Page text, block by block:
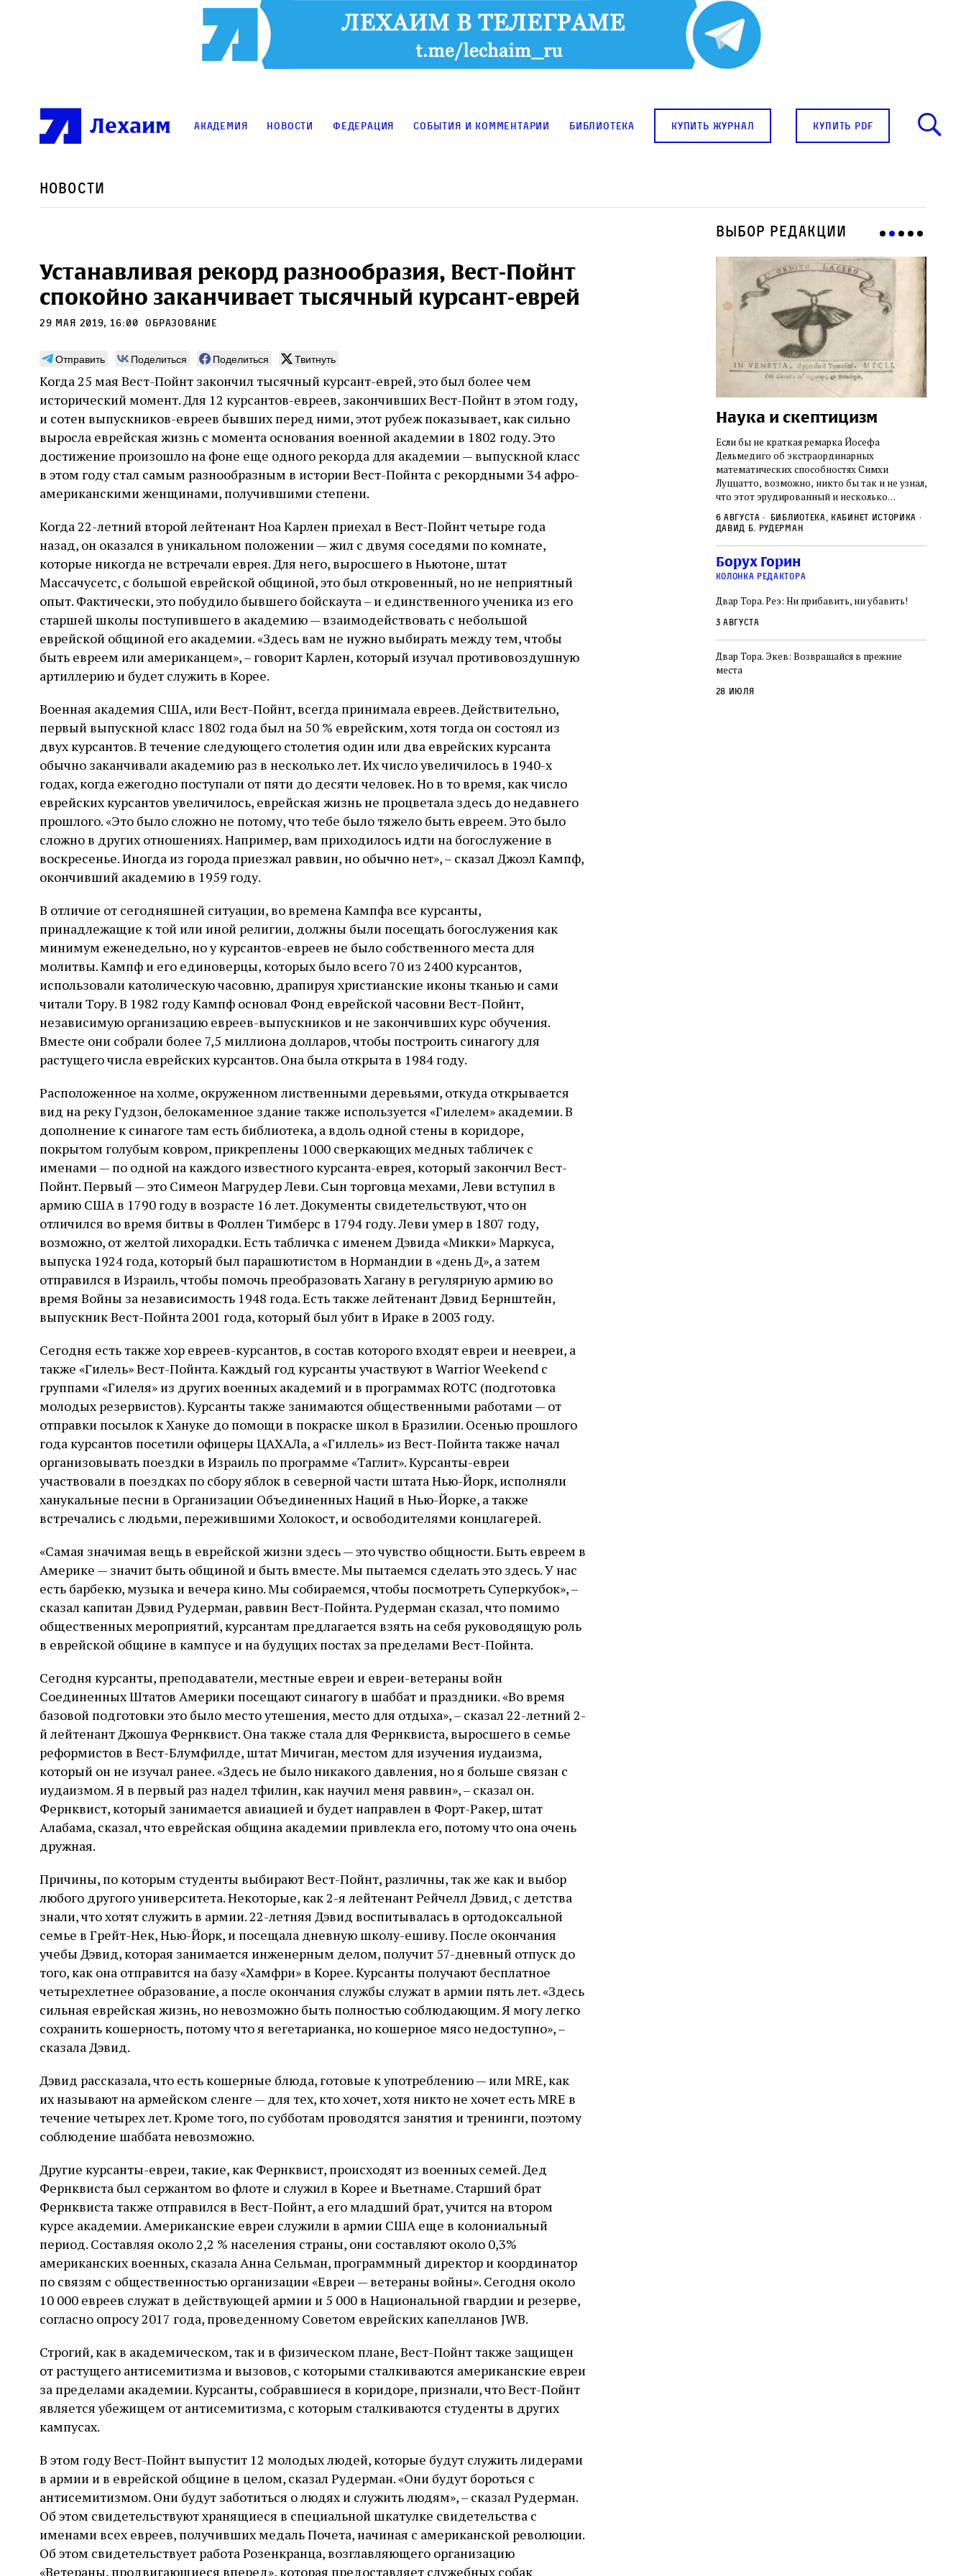
Лехаим Академия Новости Федерация События и комментарии Библиотека купить журнал купить pdf
Новости
Устанавливая рекорд разнообразия, Вест-Пойнт
спокойно заканчивает тысячный курсант-еврей
29 мая 2019, 16:00 образование
Отправить Поделиться Поделиться Твитнуть
Когда 25 мая Вест-Пойнт закончил тысячный курсант-еврей, это был более чем
исторический момент. Для 12 курсантов-евреев, закончивших Вест-Пойнт в этом году,
и сотен выпускников-евреев бывших перед ними, этот рубеж показывает, как сильно
выросла еврейская жизнь с момента основания военной академии в 1802 году. Это
достижение произошло на фоне еще одного рекорда для академии — выпускной класс
в этом году стал самым разнообразным в истории Вест-Пойнта с рекордными 34 афро-
американскими женщинами, получившими степени.
Когда 22-летний второй лейтенант Ноа Карлен приехал в Вест-Пойнт четыре года
назад, он оказался в уникальном положении — жил с двумя соседями по комнате,
которые никогда не встречали еврея. Для него, выросшего в Ньютоне, штат
Массачусетс, с большой еврейской общиной, это был откровенный, но не неприятный
опыт. Фактически, это побудило бывшего бойскаута – и единственного ученика из его
старшей школы поступившего в академию — взаимодействовать с небольшой
еврейской общиной его академии. «Здесь вам не нужно выбирать между тем, чтобы
быть евреем или американцем», – говорит Карлен, который изучал противовоздушную
артиллерию и будет служить в Корее.
Военная академия США, или Вест-Пойнт, всегда принимала евреев. Действительно,
первый выпускной класс 1802 года был на 50 % еврейским, хотя тогда он состоял из
двух курсантов. В течение следующего столетия один или два еврейских курсанта
обычно заканчивали академию раз в несколько лет. Их число увеличилось в 1940-х
годах, когда ежегодно поступали от пяти до десяти человек. Но в то время, как число
еврейских курсантов увеличилось, еврейская жизнь не процветала здесь до недавнего
прошлого. «Это было сложно не потому, что тебе было тяжело быть евреем. Это было
сложно в других отношениях. Например, вам приходилось идти на богослужение в
воскресенье. Иногда из города приезжал раввин, но обычно нет», – сказал Джоэл Кампф,
окончивший академию в 1959 году.
В отличие от сегодняшней ситуации, во времена Кампфа все курсанты,
принадлежащие к той или иной религии, должны были посещать богослужения как
минимум еженедельно, но у курсантов-евреев не было собственного места для
молитвы. Кампф и его единоверцы, которых было всего 70 из 2400 курсантов,
использовали католическую часовню, драпируя христианские иконы тканью и сами
читали Тору. В 1982 году Кампф основал Фонд еврейской часовни Вест-Пойнт,
независимую организацию евреев-выпускников и не закончивших курс обучения.
Вместе они собрали более 7,5 миллиона долларов, чтобы построить синагогу для
растущего числа еврейских курсантов. Она была открыта в 1984 году.
Расположенное на холме, окруженном лиственными деревьями, откуда открывается
вид на реку Гудзон, белокаменное здание также используется «Гилелем» академии. В
дополнение к синагоге там есть библиотека, а вдоль одной стены в коридоре,
покрытом голубым ковром, прикреплены 1000 сверкающих медных табличек с
именами — по одной на каждого известного курсанта-еврея, который закончил Вест-
Пойнт. Первый — это Симеон Магрудер Леви. Сын торговца мехами, Леви вступил в
армию США в 1790 году в возрасте 16 лет. Документы свидетельствуют, что он
отличился во время битвы в Фоллен Тимберс в 1794 году. Леви умер в 1807 году,
возможно, от желтой лихорадки. Есть табличка с именем Дэвида «Микки» Маркуса,
выпуска 1924 года, который был парашютистом в Нормандии в «день Д», а затем
отправился в Израиль, чтобы помочь преобразовать Хагану в регулярную армию во
время Войны за независимость 1948 года. Есть также лейтенант Дэвид Бернштейн,
выпускник Вест-Пойнта 2001 года, который был убит в Ираке в 2003 году.
Сегодня есть также хор евреев-курсантов, в состав которого входят евреи и неевреи, а
также «Гилель» Вест-Пойнта. Каждый год курсанты участвуют в Warrior Weekend с
группами «Гилеля» из других военных академий и в программах ROTC (подготовка
молодых резервистов). Курсанты также занимаются общественными работами — от
отправки посылок к Хануке до помощи в покраске школ в Бразилии. Осенью прошлого
года курсантов посетили офицеры ЦАХАЛа, а «Гиллель» из Вест-Пойнта также начал
организовывать поездки в Израиль по программе «Таглит». Курсанты-евреи
участвовали в поездках по сбору яблок в северной части штата Нью-Йорк, исполняли
ханукальные песни в Организации Объединенных Наций в Нью-Йорке, а также
встречались с людьми, пережившими Холокост, и освободителями концлагерей.
«Самая значимая вещь в еврейской жизни здесь — это чувство общности. Быть евреем в
Америке — значит быть общиной и быть вместе. Мы пытаемся сделать это здесь. У нас
есть барбекю, музыка и вечера кино. Мы собираемся, чтобы посмотреть Суперкубок», –
сказал капитан Дэвид Рудерман, раввин Вест-Пойнта. Рудерман сказал, что помимо
общественных мероприятий, курсантам предлагается взять на себя руководящую роль
в еврейской общине в кампусе и на будущих постах за пределами Вест-Пойнта.
Сегодня курсанты, преподаватели, местные евреи и евреи-ветераны войн
Соединенных Штатов Америки посещают синагогу в шаббат и праздники. «Во время
базовой подготовки это было место утешения, место для отдыха», – сказал 22-летний 2-
й лейтенант Джошуа Фернквист. Она также стала для Фернквиста, выросшего в семье
реформистов в Вест-Блумфилде, штат Мичиган, местом для изучения иудаизма,
который он не изучал ранее. «Здесь не было никакого давления, но я больше связан с
иудаизмом. Я в первый раз надел тфилин, как научил меня раввин», – сказал он.
Фернквист, который занимается авиацией и будет направлен в Форт-Ракер, штат
Алабама, сказал, что еврейская община академии привлекла его, потому что она очень
дружная.
Причины, по которым студенты выбирают Вест-Пойнт, различны, так же как и выбор
любого другого университета. Некоторые, как 2-я лейтенант Рейчелл Дэвид, с детства
знали, что хотят служить в армии. 22-летняя Дэвид воспитывалась в ортодоксальной
семье в Грейт-Нек, Нью-Йорк, и посещала дневную школу-ешиву. После окончания
учебы Дэвид, которая занимается инженерным делом, получит 57-дневный отпуск до
того, как она отправится на базу «Хамфри» в Корее. Курсанты получают бесплатное
четырехлетнее образование, а после окончания службы служат в армии пять лет. «Здесь
сильная еврейская жизнь, но невозможно быть полностью соблюдающим. Я могу легко
сохранить кошерность, потому что я вегетарианка, но кошерное мясо недоступно», –
сказала Дэвид.
Дэвид рассказала, что есть кошерные блюда, готовые к употреблению — или MRE, как
их называют на армейском сленге — для тех, кто хочет, хотя никто не хочет есть MRE в
течение четырех лет. Кроме того, по субботам проводятся занятия и тренинги, поэтому
соблюдение шаббата невозможно.
Другие курсанты-евреи, такие, как Фернквист, происходят из военных семей. Дед
Фернквиста был сержантом во флоте и служил в Корее и Вьетнаме. Старший брат
Фернквиста также отправился в Вест-Пойнт, а его младший брат, учится на втором
курсе академии. Американские евреи служили в армии США еще в колониальный
период. Составляя около 2,2 % населения страны, они составляют около 0,3%
американских военных, сказала Анна Сельман, программный директор и координатор
по связям с общественностью организации «Евреи — ветераны войны». Сегодня около
10 000 евреев служат в действующей армии и 5 000 в Национальной гвардии и резерве,
согласно опросу 2017 года, проведенному Советом еврейских капелланов JWB.
Строгий, как в академическом, так и в физическом плане, Вест-Пойнт также защищен
от растущего антисемитизма и вызовов, с которыми сталкиваются американские евреи
за пределами академии. Курсанты, собравшиеся в коридоре, признали, что Вест-Пойнт
является убежищем от антисемитизма, с которым сталкиваются студенты в других
кампусах.
В этом году Вест-Пойнт выпустит 12 молодых людей, которые будут служить лидерами
в армии и в еврейской общине в целом, сказал Рудерман. «Они будут бороться с
антисемитизмом. Они будут заботиться о людях и служить людям», – сказал Рудерман.
Об этом свидетельствуют хранящиеся в специальной шкатулке свидетельства с
именами всех евреев, получивших медаль Почета, начиная с американской революции.
Об этом свидетельствует работа Розенкранца, возглавляющего организацию
«Ветераны, продвигающиеся вперед», которая предоставляет служебных собак
Выбор редакции
Монтажник фирмы «Топф
и сыновья»
По мере того как росло количество
концентрационных лагерей и узников
печей Прюфера было не обойтись. Cжигая
оставались верны своему архаичному культу
смерти, но и скрывали от населения соседних
городов, сколько узников погибало каждый
день в этих жутких местах
Неразрезанные страницы
Фредиано Сесси. Перевод с итальянского
Лягушки, да вдобавок
саранча, да вдобавок
вши — ой‑ой‑ой!
Стивен Вейцман рассказывает о том, как
начиная с древности и вплоть до недавней
воображали в подробностях, изображали в
художественных произведениях,
переосмысляли и подгоняли под свои
политические цели череду Б‑жьих кар,
которые обрушились на Египет под властью
фараона
Книжный разговор
Халперн. Перевод с английского Светланы
Силаковой
Тыква Иеронима
Подвешенный плод кажется мне не
второстепенной загадкой, а ключом ко всей
гравюре. Он делает кабинет Иеронима
пространством, где встречаются иврит,
точность и понятность; переводчик,
читатель, воспринимающий исправление как
разрушение священного текста. Перед нами
не просто покровитель переводчиков,
окружённый книгами. Перед нами человек,
одно решение которого вызвало возмущение
целой общины и стало частью многовекового
спора о том, кому принадлежит последнее
слово в переводе Библии
Наука и скептицизм
Если бы не краткая ремарка Йосефа
Дельмедиго об экстраординарных
математических способностях Симхи
Луццатто, возможно, никто бы так и не узнал,
что этот эрудированный и несколько
какое‑то отношение к научной деятельности.
из раввинов Венеции
6 августа
Библиотека, кабинет историка
Давид Б. Рудерман
Борух Горин
колонка редактора
Двар Тора. Реэ: Ни прибавить, ни убавить!
3 августа
Двар Тора. Экев: Возвращайся в прежние
места
28 июля